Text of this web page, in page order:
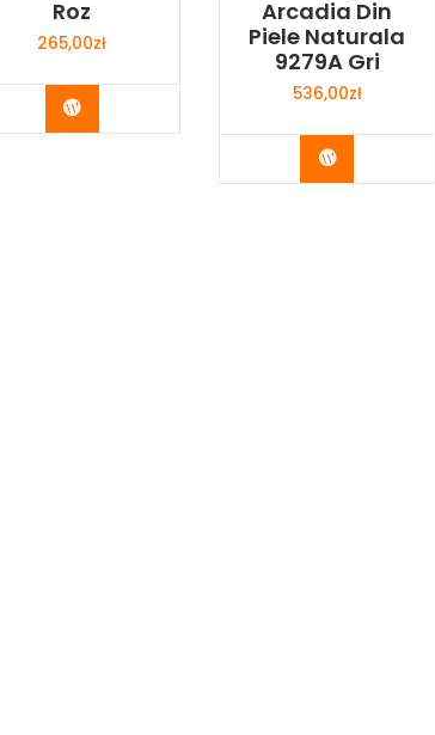
Roz
265,00zł
Buy Now
Arcadia Din
Piele Naturala
9279A Gri
536,00zł
Buy Now